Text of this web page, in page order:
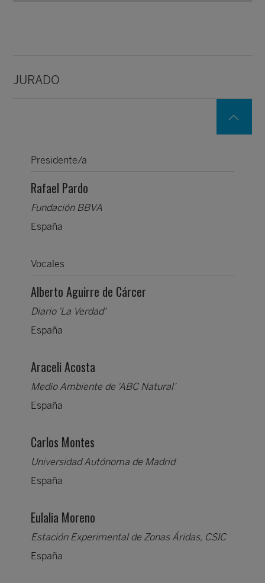
JURADO
Presidente/a
Rafael Pardo
Fundación BBVA
España
Vocales
Alberto Aguirre de Cárcer
Diario ‘La Verdad'
España
Araceli Acosta
Medio Ambiente de ‘ABC Natural’
España
Carlos Montes
Universidad Autónoma de Madrid
España
Eulalia Moreno
Estación Experimental de Zonas Áridas, CSIC
España